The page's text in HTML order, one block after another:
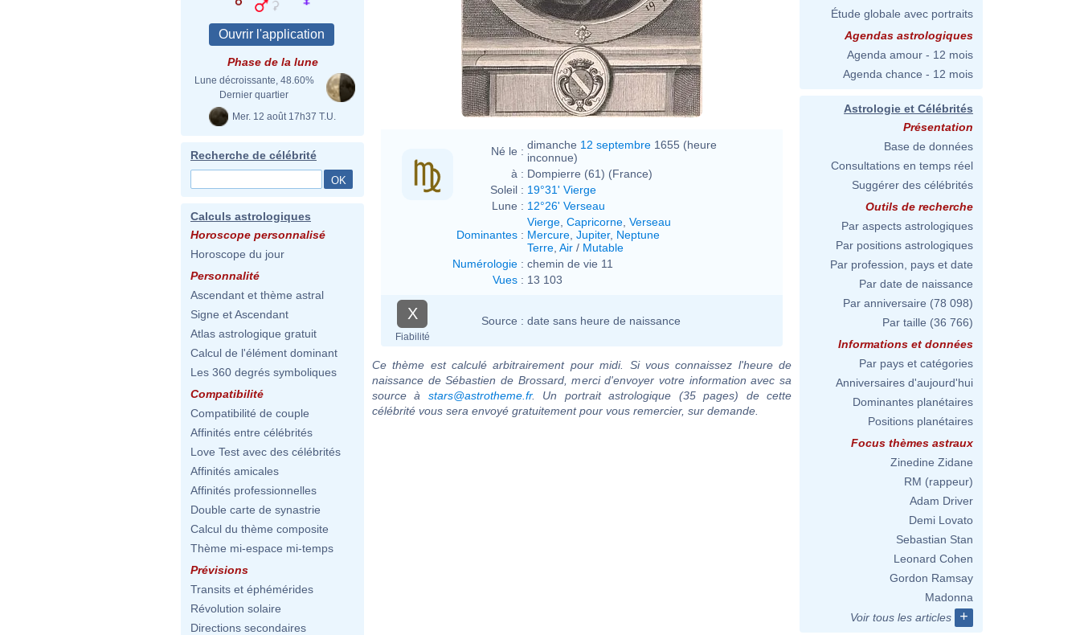
Phase de la lune
Lune décroissante, 48.60%
Dernier quartier
Mer. 12 août 17h37 T.U.
Recherche de célébrité
Calculs astrologiques
Horoscope personnalisé
Horoscope du jour
Personnalité
Ascendant et thème astral
Signe et Ascendant
Atlas astrologique gratuit
Calcul de l'élément dominant
Les 360 degrés symboliques
Compatibilité
Compatibilité de couple
Affinités entre célébrités
Love Test avec des célébrités
Affinités amicales
Affinités professionnelles
Double carte de synastrie
Calcul du thème composite
Thème mi-espace mi-temps
Prévisions
Transits et éphémérides
Révolution solaire
Directions secondaires
Né le : dimanche 12 septembre 1655 (heure
inconnue)
à : Dompierre (61) (France)
Soleil : 19°31' Vierge
Lune : 12°26' Verseau
Dominantes :
Vierge Capricorne Verseau
Mercure Jupiter, Neptune
Terre Air / Mutable
Numérologie : chemin de vie 11
Vues : 13 103
X
Fiabilité
Source : date sans heure de naissance
Ce thème est calculé arbitrairement pour midi. Si vous connaissez l'heure de
naissance de Sébastien de Brossard, merci d'envoyer votre information avec sa
source à stars@astrotheme.fr. Un portrait astrologique (35 pages) de cette
célébrité vous sera envoyé gratuitement pour vous remercier, sur demande.
Étude globale avec portraits
Agendas astrologiques
Agenda amour - 12 mois
Agenda chance - 12 mois
Astrologie et Célébrités
Présentation
Base de données
Consultations en temps réel
Suggérer des célébrités
Outils de recherche
Par aspects astrologiques
Par positions astrologiques
Par profession, pays et date
Par date de naissance
Par anniversaire (78 098)
Par taille (36 766)
Informations et données
Par pays et catégories
Anniversaires d'aujourd'hui
Dominantes planétaires
Positions planétaires
Focus thèmes astraux
Zinedine Zidane
RM (rappeur)
Adam Driver
Demi Lovato
Sebastian Stan
Leonard Cohen
Gordon Ramsay
Madonna
Voir tous les articles
+